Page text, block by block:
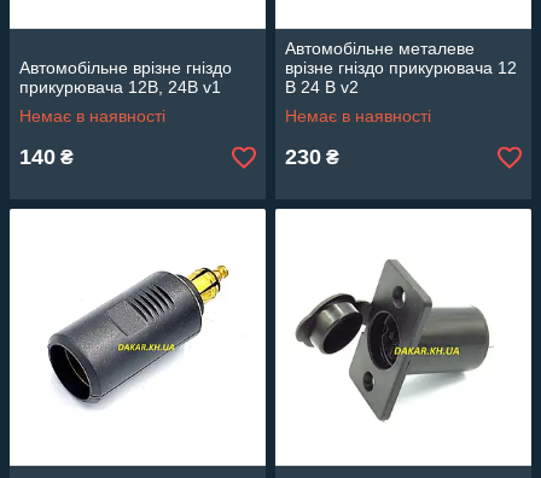
Автомобільне врізне гніздо
прикурювача 12В, 24В v1
Немає в наявності
140 ₴
Автомобільне металеве
врізне гніздо прикурювача 12
В 24 В v2
Немає в наявності
230 ₴